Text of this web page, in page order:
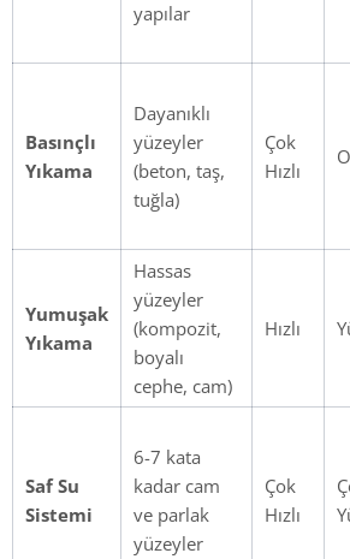
yapılar
Basınçlı
Yıkama
Dayanıklı
yüzeyler
(beton, taş,
tuğla)
Çok
Hızlı
Yumuşak
Yıkama
Hassas
yüzeyler
(kompozit,
boyalı
cephe, cam)
Hızlı
Saf Su
Sistemi
6-7 kata
kadar cam
ve parlak
yüzeyler
Çok
Hızlı